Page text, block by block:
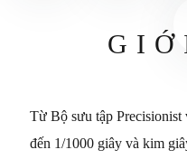
Từ Bộ sưu tập
đến 1/1000 giây và kim